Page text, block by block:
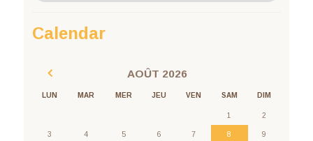
Calendar
AOÛT 2026
LUN MAR MER JEU VEN SAM DIM
1 2
3 4 5 6 7 8 9